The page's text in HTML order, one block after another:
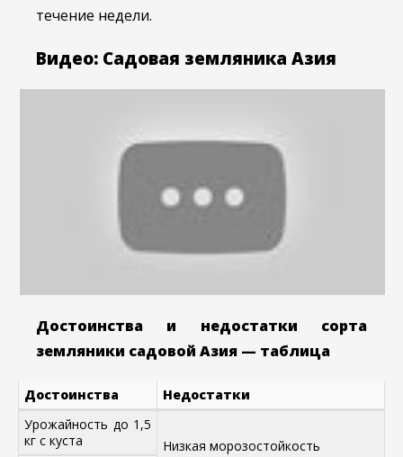
течение недели.
Видео: Садовая земляника Азия
Достоинства и недостатки сорта
земляники садовой Азия — таблица
Достоинства
Недостатки
Урожайность до 1,5
кг с куста
Низкая морозостойкость